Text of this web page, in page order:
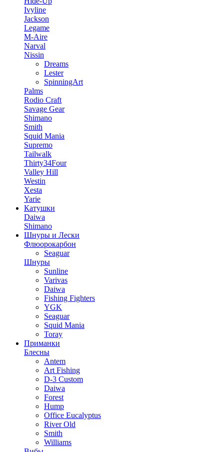
Ivyline
Jackson
Legame
M-Aire
Narval
Nissin
Dreams
Lester
SpinningArt
Palms
Rodio Craft
Savage Gear
Shimano
Smith
Squid Mania
Supremo
Tailwalk
Thirty34Four
Valley Hill
Westin
Xesta
Yarie
Катушки
Daiwa
Shimano
Шнуры и Лески
Флюорокарбон
Seaguar
Шнуры
Sunline
Varivas
Daiwa
Fishing Fighters
YGK
Seaguar
Squid Mania
Toray
Приманки
Блесны
Antem
Art Fishing
D-3 Custom
Daiwa
Forest
Hump
Office Eucalyptus
River Old
Smith
Williams